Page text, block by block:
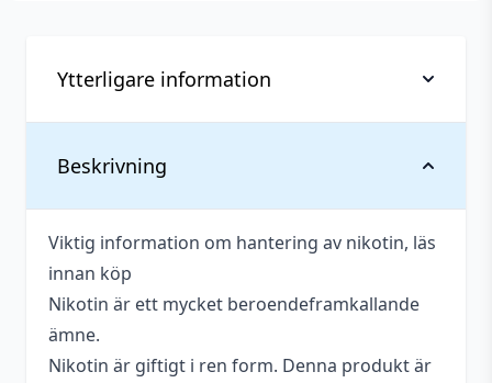
Beskrivning
Viktig information om hantering av nikotin, läs
innan köp
Nikotin är ett mycket beroendeframkallande
ämne.
Nikotin är giftigt i ren form. Denna produkt är
Ytterligare information
Vikt
Smakprofil
Kolsyra
Beskrivande
Syrlig
Innehåller
Ja
Tillverkare
Nasty Juice